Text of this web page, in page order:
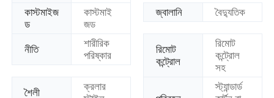
কাস্টমাইজ
ড
কাস্টমাই
জড
জ্বালানি বৈদ্যুতিক
নীতি
শারীরিক
পরিষ্কার
রিমোট
কন্ট্রোল
রিমোট
কন্ট্রোল
সহ
শৈলী
ক্রলার
স্ট্যান্ডার্ড